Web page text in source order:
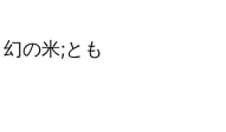
の米;とも